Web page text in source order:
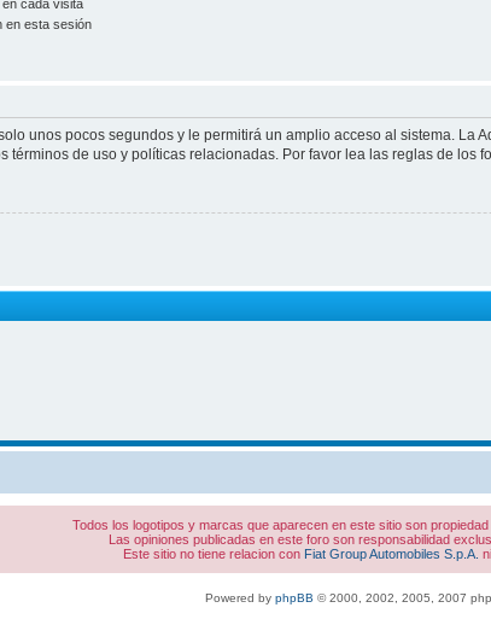
cada visita
en esta sesión
unos pocos segundos y le permitirá un amplio acceso al sistema.
de uso y políticas relacionadas. Por favor lea las reglas de los
Todos los logotipos y marcas que aparecen en este sitio son
Las opiniones publicadas en este foro son responsabilidad
Este sitio no tiene relacion con Fiat Group Automobiles S.p.A.
Powered by phpBB © 2000, 2002, 2005, 2007